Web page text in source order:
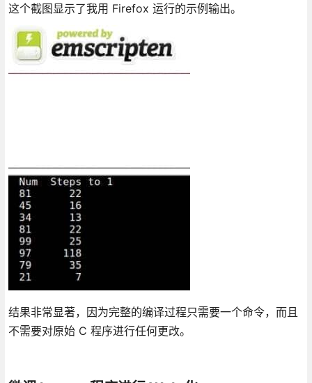
这个截图显示了我用 Firefox 运行的示例输出。
结果非常显著，因为完整的编译过程只需要一个命令，而且
不需要对原始 C 程序进行任何更改。